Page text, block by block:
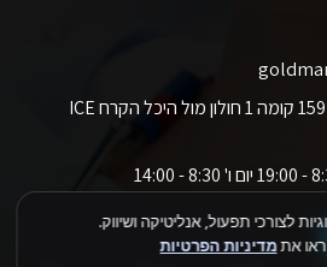
לצורכי תפעול, אנליטיקה ושיווק.
אתמדיניות הפרטיות
כתובתנו: רח' שדרות ירושלים 159 קומה 1 חולון מול היכל הקרח ICE